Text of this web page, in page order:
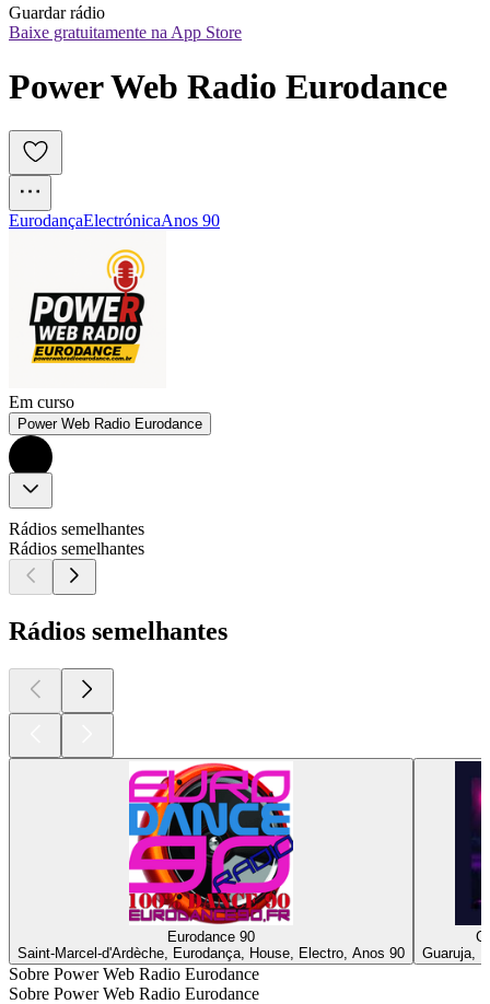
Guardar rádio
Baixe gratuitamente na App Store
Power Web Radio Eurodance
EurodançaElectrónicaAnos 90
Em curso
Power Web Radio Eurodance
Rádios semelhantes
Rádios semelhantes
Rádios semelhantes
Eurodance 90
Saint-Marcel-d'Ardèche, Eurodança, House, Electro, Anos 90
Guaruja,
Sobre Power Web Radio Eurodance
Sobre Power Web Radio Eurodance